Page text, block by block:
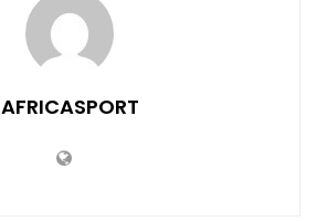
AFRICASPORT